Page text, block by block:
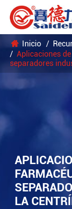
Inicio
Aplicaciones
separadores
LA